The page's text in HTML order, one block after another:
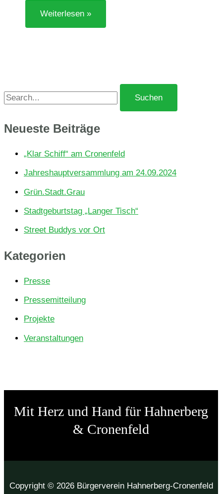
Weiterlesen »
S
c
:
Neu­es­te Beiträge
„Klar Schiff“ am Cronenfeld
Jah­res­haupt­ver­samm­lung am 24.09.2024
Grün.Stadt.Grau
Stadt­ge­burts­tag „Langer Tisch“
Street Buddys vor Ort
Kate­go­rien
Presse
Pressemitteilung
Projekte
Veranstaltungen
Mit Herz und Hand für Hahner­­­berg
& Cronenfeld
Copyright © 2026 Bürgerverein Hahnerberg-Cronenfeld